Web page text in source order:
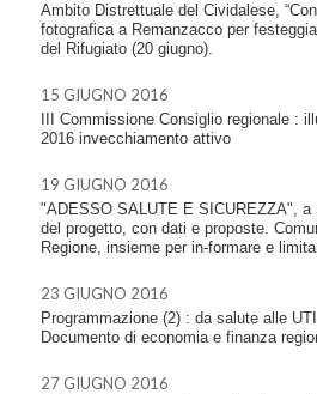
Ambito Distrettuale del Cividalese,
fotografica a Remanzacco per
del Rifugiato (20 giugno).
15 GIUGNO 2016
III Commissione Consiglio regionale :
2016 invecchiamento attivo
19 GIUGNO 2016
"ADESSO SALUTE E SICUREZZA", a
del progetto, con dati e proposte.
Regione, insieme per in-formare e
23 GIUGNO 2016
Programmazione (2) : da salute alle
Documento di economia e finanza
27 GIUGNO 2016